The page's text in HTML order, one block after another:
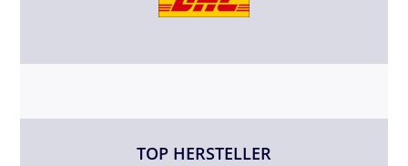
TOP HERSTELLER